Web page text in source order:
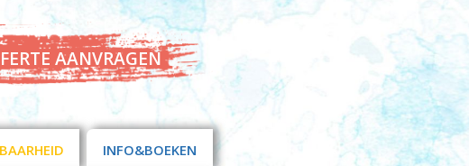
AANVRAGEN
INFO&BOEKEN